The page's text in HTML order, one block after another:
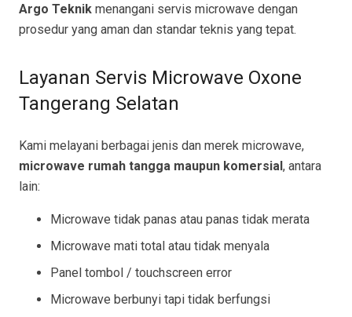
Argo Teknik menangani servis microwave dengan
prosedur yang aman dan standar teknis yang tepat.
Layanan Servis Microwave Oxone
Tangerang Selatan
Kami melayani berbagai jenis dan merek microwave,
microwave rumah tangga maupun komersial, antara
lain:
Microwave tidak panas atau panas tidak merata
Microwave mati total atau tidak menyala
Panel tombol / touchscreen error
Microwave berbunyi tapi tidak berfungsi